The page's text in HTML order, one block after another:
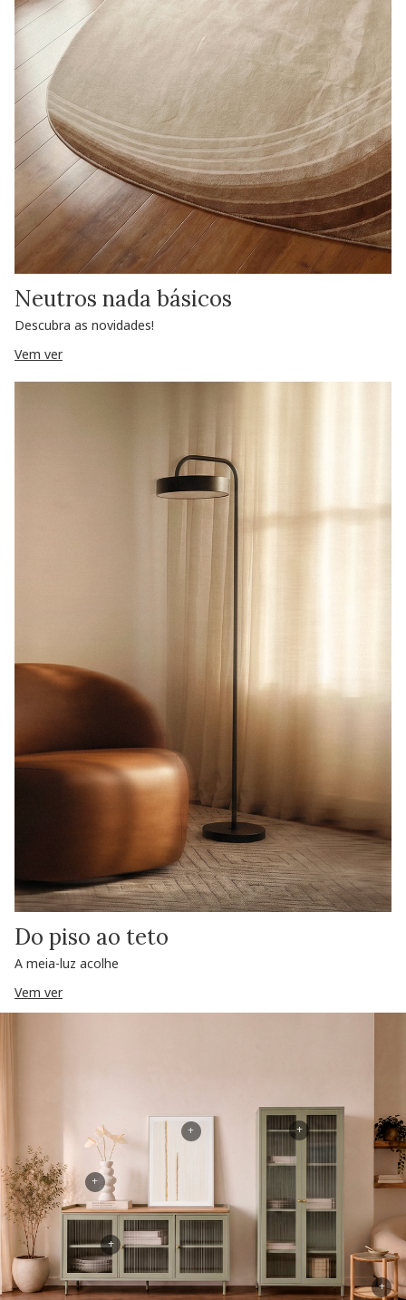
Neutros nada básicos
Descubra as novidades!
Vem ver
Do piso ao teto
A meia-luz acolhe
Vem ver
+
+
+
+
+